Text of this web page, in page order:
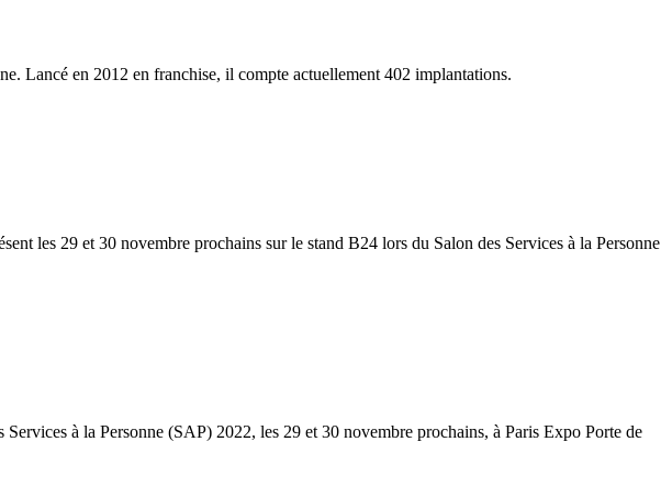
Lancé en 2012 en franchise, il compte actuellement 402 implantations.
les 29 et 30 novembre prochains sur le stand B24 lors du Salon des Services à la Personne
à la Personne (SAP) 2022, les 29 et 30 novembre prochains, à Paris Expo Porte de